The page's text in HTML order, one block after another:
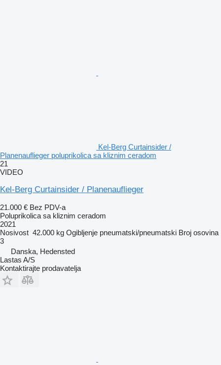
Kel-Berg Curtainsider /
Planenauflieger poluprikolica sa kliznim ceradom
21
VIDEO
Kel-Berg Curtainsider / Planenauflieger
21.000 € Bez PDV-a
Poluprikolica sa kliznim ceradom
2021
Nosivost 42.000 kg Ogibljenje pneumatski/pneumatski Broj osovina
3
Danska, Hedensted
Lastas A/S
Kontaktirajte prodavatelja